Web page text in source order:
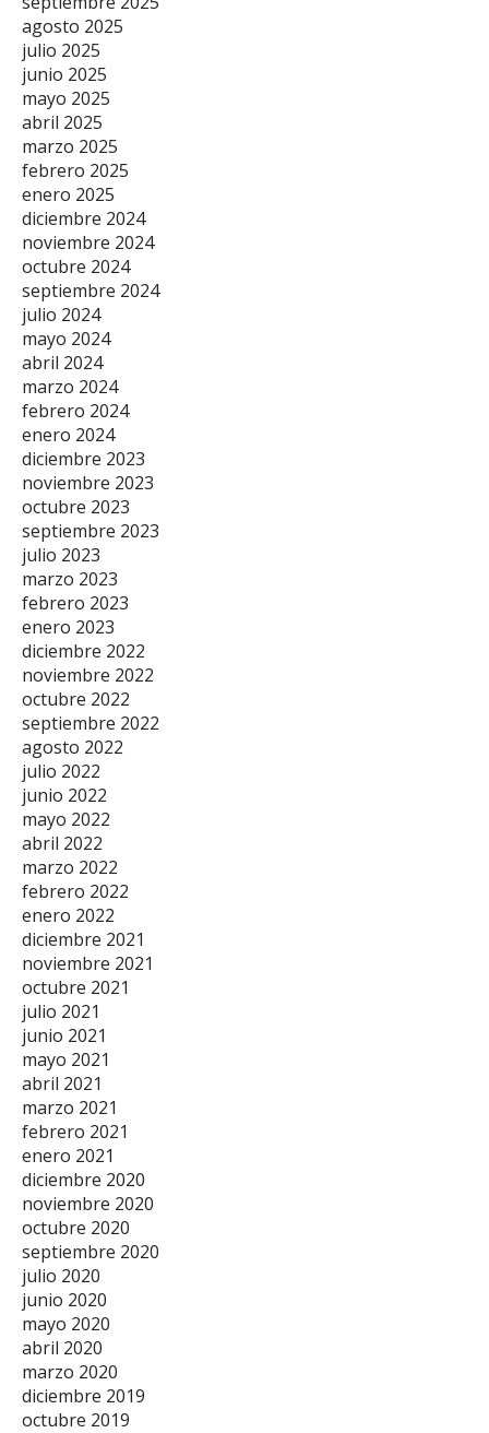
agosto 2025
julio 2025
junio 2025
mayo 2025
abril 2025
marzo 2025
febrero 2025
enero 2025
diciembre 2024
noviembre 2024
octubre 2024
septiembre 2024
julio 2024
mayo 2024
abril 2024
marzo 2024
febrero 2024
enero 2024
diciembre 2023
noviembre 2023
octubre 2023
septiembre 2023
julio 2023
marzo 2023
febrero 2023
enero 2023
diciembre 2022
noviembre 2022
octubre 2022
septiembre 2022
agosto 2022
julio 2022
junio 2022
mayo 2022
abril 2022
marzo 2022
febrero 2022
enero 2022
diciembre 2021
noviembre 2021
octubre 2021
julio 2021
junio 2021
mayo 2021
abril 2021
marzo 2021
febrero 2021
enero 2021
diciembre 2020
noviembre 2020
octubre 2020
septiembre 2020
julio 2020
junio 2020
mayo 2020
abril 2020
marzo 2020
diciembre 2019
octubre 2019